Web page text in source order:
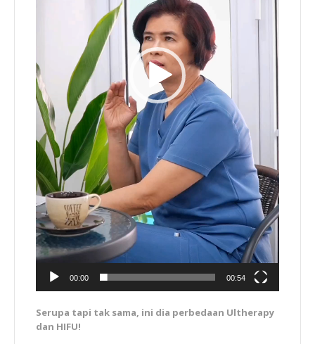
00:00 00:54
Serupa tapi tak sama, ini dia perbedaan Ultherapy
dan HIFU!